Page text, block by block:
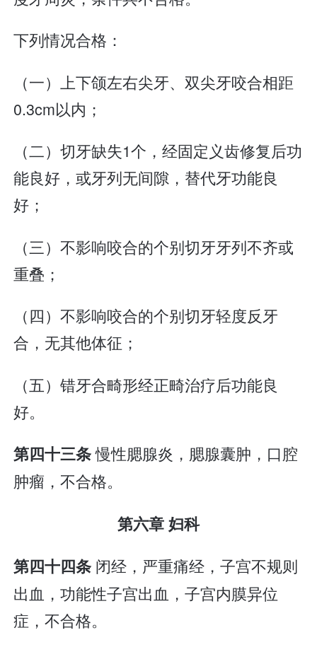
下列情况合格：
（一）上下颌左右尖牙、双尖牙咬合相距
0.3cm以内；
（二）切牙缺失1个，经固定义齿修复后功
能良好，或牙列无间隙，替代牙功能良
好；
（三）不影响咬合的个别切牙牙列不齐或
重叠；
（四）不影响咬合的个别切牙轻度反牙
合，无其他体征；
（五）错牙合畸形经正畸治疗后功能良
好。
第四十三条慢性腮腺炎，腮腺囊肿，口腔
肿瘤，不合格。
第六章 妇科
第四十四条 闭经，严重痛经，子宫不规则
出血，功能性子宫出血，子宫内膜异位
症，不合格。